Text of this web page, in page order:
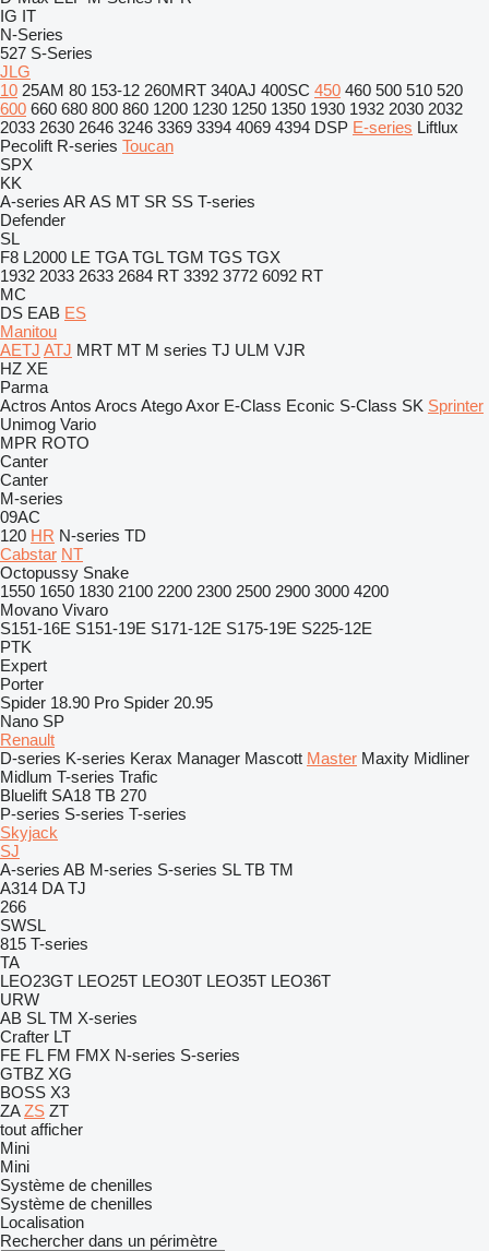
IG IT
N-Series
527 S-Series
JLG
10 25AM 80 153-12 260MRT 340AJ 400SC 450 460 500 510 520
600 660 680 800 860 1200 1230 1250 1350 1930 1932 2030 2032
2033 2630 2646 3246 3369 3394 4069 4394 DSP E-series Liftlux
Pecolift R-series Toucan
SPX
KK
A-series AR AS MT SR SS T-series
Defender
SL
F8 L2000 LE TGA TGL TGM TGS TGX
1932 2033 2633 2684 RT 3392 3772 6092 RT
MC
DS EAB ES
Manitou
AETJ ATJ MRT MT M series TJ ULM VJR
HZ XE
Parma
Actros Antos Arocs AtegoAxor E-Class Econic S-Class SK Sprinter
Unimog Vario
MPR ROTO
Canter
Canter
M-series
09AC
120 HR N-series TD
Cabstar NT
Octopussy Snake
1550 1650 1830 2100 2200 2300 2500 2900 3000 4200
Movano Vivaro
S151-16E S151-19E S171-12E S175-19E S225-12E
PTK
Expert
Porter
Spider 18.90 Pro Spider 20.95
Nano SP
Renault
D-series K-series Kerax Manager Mascott Master Maxity Midliner
Midlum T-series Trafic
Bluelift SA18 TB 270
P-series S-series T-series
Skyjack
SJ
A-series AB M-series S-series SL TB TM
A314 DA TJ
266
SWSL
815 T-series
TA
LEO23GT LEO25T LEO30T LEO35T LEO36T
URW
AB SL TM X-series
Crafter LT
FE FL FM FMX N-series S-series
GTBZ XG
BOSS X3
ZA ZS ZT
tout afficher
Mini
Mini
Système de chenilles
Système de chenilles
Localisation
Rechercher dans un périmètre